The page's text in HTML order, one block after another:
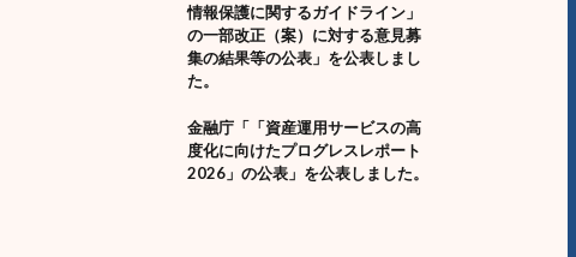
情報保護に関するガイドライン」
の一部改正（案）に対する意見募
集の結果等の公表」を公表しまし
た。
金融庁「「資産運用サービスの高
度化に向けたプログレスレポート
2026」の公表」を公表しました。